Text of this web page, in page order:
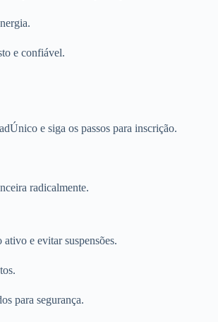
e confiável.
e siga os passos para inscrição.
radicalmente.
e evitar suspensões.
para segurança.